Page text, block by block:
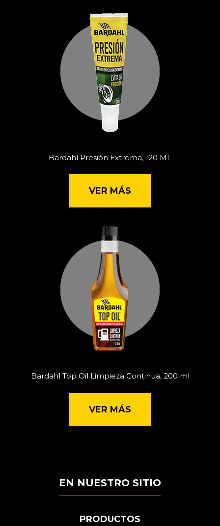
Bardahl Presión Extrema, 120 ML
VER MÁS
Bardahl Top Oil Limpieza Continua, 200 ml
VER MÁS
EN NUESTRO SITIO
PRODUCTOS